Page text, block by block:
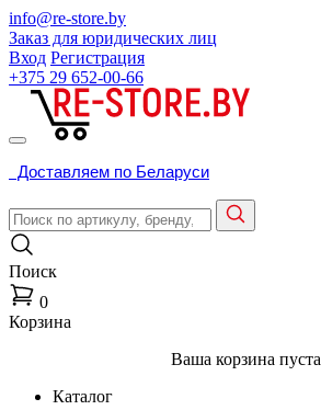
info@re-store.by
Заказ для юридических лиц
Вход Регистрация
+375 29 652-00-66
Доставляем по Беларуси
Поиск
0
Корзина
Ваша корзина пуста
Каталог